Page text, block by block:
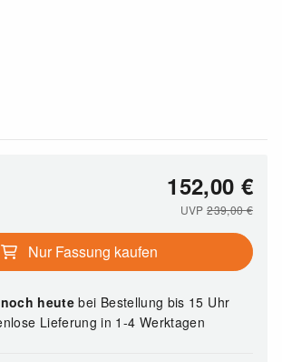
152,00 €
UVP239,00€
Nur Fassung kaufen
noch heutebei Bestellung bis 15 Uhr
Lieferung in 1-4 Werktagen